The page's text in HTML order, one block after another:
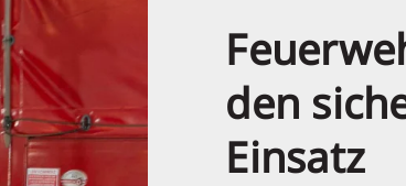
den
Einsatz